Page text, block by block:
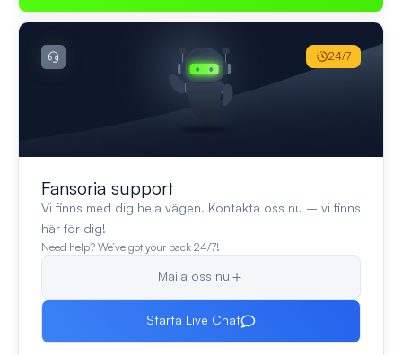
Fansoria support
Vi finns med dig hela vägen. Kontakta oss nu – vi finns
här för dig!
Need help? We’ve got your back 24/7!
Maila oss nu
Starta Live Chat
24/7